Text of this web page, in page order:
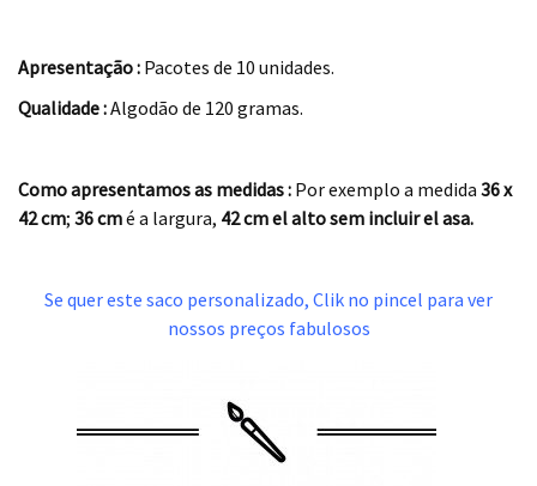
Apresentação : Pacotes de 10 unidades.
Qualidade :Algodão de 120 gramas.
Como apresentamos as medidas : Por exemplo a medida 36 x
42 cm; 36 cmé a largura, 42 cm el alto sem incluir el asa.
Se quer este saco personalizado, Clik no pincel para ver
nossos preços fabulosos